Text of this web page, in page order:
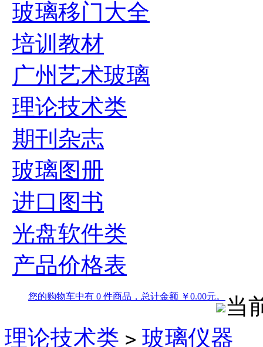
玻璃移门大全
培训教材
广州艺术玻璃
理论技术类
期刊杂志
玻璃图册
进口图书
光盘软件类
产品价格表
您的购物车中有 0 件商品，总计金额 ￥0.00元。
当
理论技术类 > 玻璃仪器